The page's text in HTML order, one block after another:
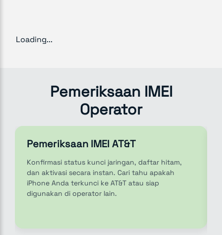
Loading...
Pemeriksaan IMEI
Operator
Pemeriksaan IMEI AT&T
Konfirmasi status kunci jaringan, daftar hitam,
dan aktivasi secara instan. Cari tahu apakah
iPhone Anda terkunci ke AT&T atau siap
digunakan di operator lain.